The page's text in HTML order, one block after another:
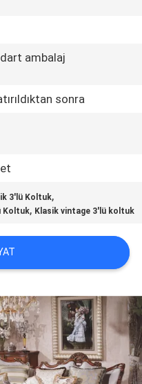
ambalaj
sonra
3'lü Koltuk,
Koltuk, Klasik vintage 3'lü koltuk